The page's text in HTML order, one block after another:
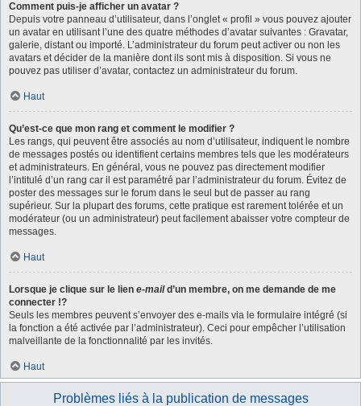
Comment puis-je afficher un avatar ?
Depuis votre panneau d’utilisateur, dans l’onglet « profil » vous pouvez ajouter
un avatar en utilisant l’une des quatre méthodes d’avatar suivantes : Gravatar,
galerie, distant ou importé. L’administrateur du forum peut activer ou non les
avatars et décider de la manière dont ils sont mis à disposition. Si vous ne
pouvez pas utiliser d’avatar, contactez un administrateur du forum.
Haut
Qu’est-ce que mon rang et comment le modifier ?
Les rangs, qui peuvent être associés au nom d’utilisateur, indiquent le nombre
de messages postés ou identifient certains membres tels que les modérateurs
et administrateurs. En général, vous ne pouvez pas directement modifier
l’intitulé d’un rang car il est paramétré par l’administrateur du forum. Évitez de
poster des messages sur le forum dans le seul but de passer au rang
supérieur. Sur la plupart des forums, cette pratique est rarement tolérée et un
modérateur (ou un administrateur) peut facilement abaisser votre compteur de
messages.
Haut
Lorsque je clique sur le lien e-maild’un membre, on me demande de me
connecter !?
Seuls les membres peuvent s’envoyer des e-mails via le formulaire intégré (si
la fonction a été activée par l’administrateur). Ceci pour empêcher l’utilisation
malveillante de la fonctionnalité par les invités.
Haut
Problèmes liés à la publication de messages